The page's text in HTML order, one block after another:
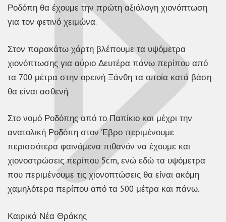
Ροδόπη θα έχουμε την πρώτη αξιόλογη χιονόπτωση
για τον φετινό χειμώνα.
Στον παρακάτω χάρτη βλέπουμε τα υψόμετρα
χιονόπτωσης για αύριο Δευτέρα πάνω περίπου από
τα 700 μέτρα στην ορεινή Ξάνθη τα οποία κατά βάση
θα είναι ασθενή.
Στο νομό Ροδόπης από το Παπίκιο και μέχρι την
ανατολική Ροδόπη στον Έβρο περιμένουμε
περισσότερα φαινόμενα πιθανόν να έχουμε και
χιονοστρώσεις περίπου 5cm, ενώ εδώ τα υψόμετρα
που περιμένουμε τις χιονοπτώσεις θα είναι ακόμη
χαμηλότερα περίπου από τα 500 μέτρα και πάνω.
Καιρικά Νέα Θράκης